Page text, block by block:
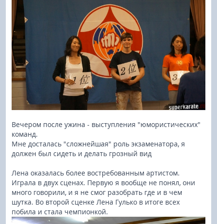
Вечером после ужина - выступления "юмористических"
команд.
Мне досталась "сложнейшая" роль экзаменатора, я
должен был сидеть и делать грозный вид
Лена оказалась более востребованным артистом.
Играла в двух сценах. Первую я вообще не понял, они
много говорили, и я не смог разобрать где и в чем
шутка. Во второй сценке Лена Гулько в итоге всех
побила и стала чемпионкой.